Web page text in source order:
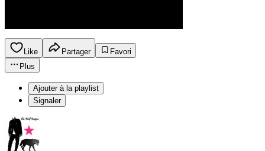
Like Partager
Favori
Plus
Ajouter à la playlist
Signaler